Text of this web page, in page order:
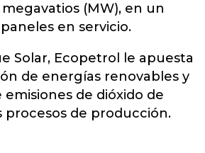
(MW), en un
en servicio.
Solar, Ecopetrol le apuesta
de energías renovables y
emisiones de dióxido de
procesos de producción.